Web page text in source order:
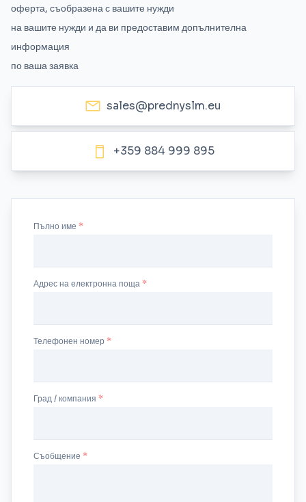
оферта, съобразена с вашите нужди
на вашите нужди и да ви предоставим допълнителна
информация
по ваша заявка
sales@prednyslm.eu
+359 884 999 895
Съобщение
Пълно име
Адрес на електронна поща
Телефонен номер
Град / компания